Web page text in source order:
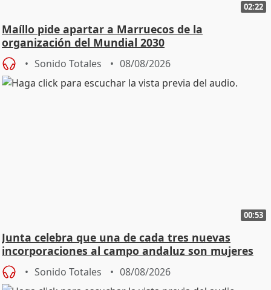
02:22
Maíllo pide apartar a Marruecos de la
organización del Mundial 2030
Sonido Totales 08/08/2026
00:53
Junta celebra que una de cada tres nuevas
incorporaciones al campo andaluz son mujeres
jóvenes
Sonido Totales 08/08/2026